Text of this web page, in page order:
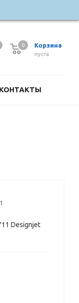
Корзина
0
пуста
0
КОНТАКТЫ
Designjet